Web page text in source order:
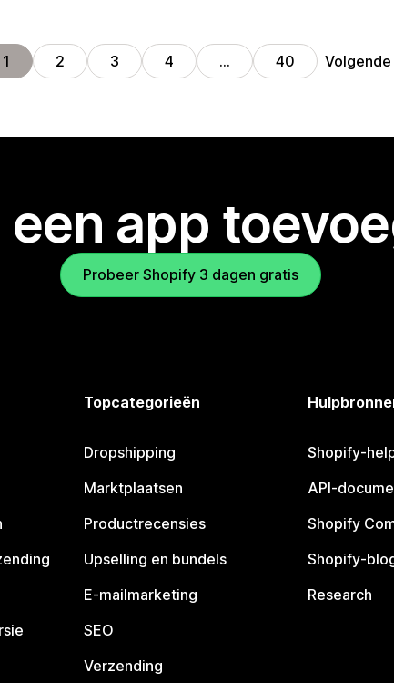
1 2 3 4 … 40 Volgende
een app
Probeer Shopify 3 dagen gratis
Topcategorieën
Dropshipping
Marktplaatsen
Productrecensies
Upselling en bundels
E-mailmarketing
SEO
Verzending
Shopify-
API-
Shopify
Shopify-
Research